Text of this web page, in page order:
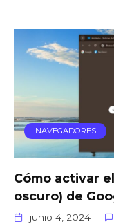
NAVEGADORES
Cómo activar
oscuro) de
junio 4, 2024